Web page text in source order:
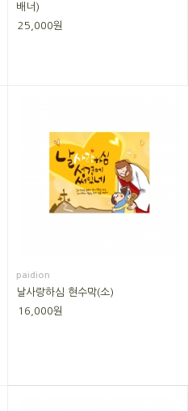
배너)
25,000원
paidion
날사랑하심 현수막(소)
16,000원